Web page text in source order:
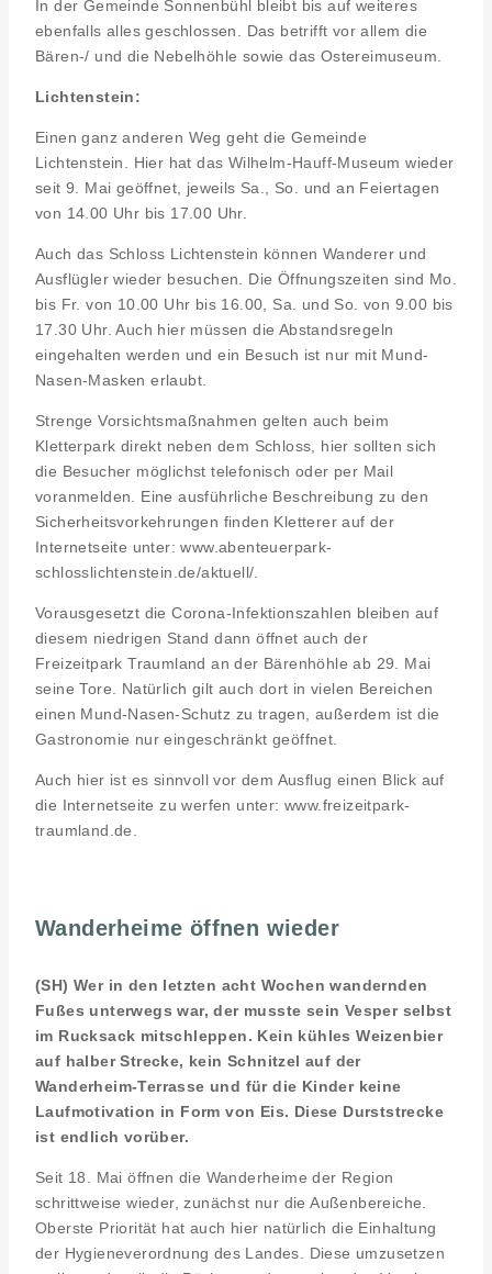
In der Gemeinde Sonnenbühl bleibt bis auf weiteres
ebenfalls alles geschlossen. Das betrifft vor allem die
Bären-/ und die Nebelhöhle sowie das Ostereimuseum.
Lichtenstein:
Einen ganz anderen Weg geht die Gemeinde
Lichtenstein. Hier hat das Wilhelm-Hauff-Museum wieder
seit 9. Mai geöffnet, jeweils Sa., So. und an Feiertagen
von 14.00 Uhr bis 17.00 Uhr.
Auch das Schloss Lichtenstein können Wanderer und
Ausflügler wieder besuchen. Die Öffnungszeiten sind Mo.
bis Fr. von 10.00 Uhr bis 16.00, Sa. und So. von 9.00 bis
17.30 Uhr. Auch hier müssen die Abstandsregeln
eingehalten werden und ein Besuch ist nur mit Mund-
Nasen-Masken erlaubt.
Strenge Vorsichtsmaßnahmen gelten auch beim
Kletterpark direkt neben dem Schloss, hier sollten sich
die Besucher möglichst telefonisch oder per Mail
voranmelden. Eine ausführliche Beschreibung zu den
Sicherheitsvorkehrungen finden Kletterer auf der
Internetseite unter: www.abenteuerpark-
schlosslichtenstein.de/aktuell/.
Vorausgesetzt die Corona-Infektionszahlen bleiben auf
diesem niedrigen Stand dann öffnet auch der
Freizeitpark Traumland an der Bärenhöhle ab 29. Mai
seine Tore. Natürlich gilt auch dort in vielen Bereichen
einen Mund-Nasen-Schutz zu tragen, außerdem ist die
Gastronomie nur eingeschränkt geöffnet.
Auch hier ist es sinnvoll vor dem Ausflug einen Blick auf
die Internetseite zu werfen unter: www.freizeitpark-
traumland.de.
Wanderheime öffnen wieder
(SH) Wer in den letzten acht Wochen wandernden
Fußes unterwegs war, der musste sein Vesper selbst
im Rucksack mitschleppen. Kein kühles Weizenbier
auf halber Strecke, kein Schnitzel auf der
Wanderheim-Terrasse und für die Kinder keine
Laufmotivation in Form von Eis. Diese Durststrecke
ist endlich vorüber.
Seit 18. Mai öffnen die Wanderheime der Region
schrittweise wieder, zunächst nur die Außenbereiche.
Oberste Priorität hat auch hier natürlich die Einhaltung
der Hygieneverordnung des Landes. Diese umzusetzen